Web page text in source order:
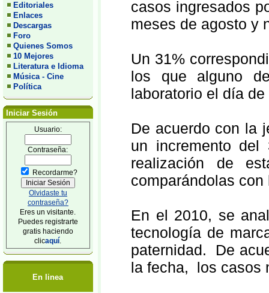
Editoriales
Enlaces
Descargas
Foro
Quienes Somos
10 Mejores
Literatura e Idioma
Música - Cine
Política
Iniciar Sesión
Usuario:
Contraseña:
Recordarme?
Olvidaste tu
contraseña?
Eres un visitante.
Puedes registrarte
gratis haciendo
clicaquí
En linea
casos ingresados
meses de agosto y
Un 31%
los que alguno
laboratorio el día
De acuerdo con la
un incremento
realización de
comparándolas
En el 2010, se
tecnología de
paternidad. De
la fecha, los casos